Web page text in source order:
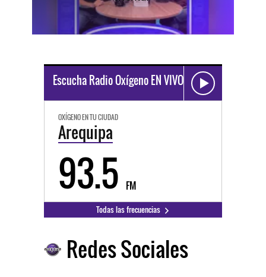
Escucha Radio Oxígeno EN VIVO
OXÍGENO EN TU CIUDAD
Arequipa
93.5 FM
Todas las frecuencias
Redes Sociales